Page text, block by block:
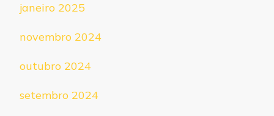
janeiro 2025
novembro 2024
outubro 2024
setembro 2024